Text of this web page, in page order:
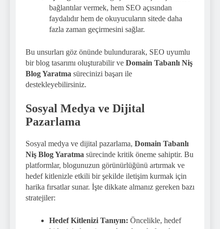
bağlantılar vermek, hem SEO açısından
faydalıdır hem de okuyucuların sitede daha
fazla zaman geçirmesini sağlar.
Bu unsurları göz önünde bulundurarak, SEO uyumlu
bir blog tasarımı oluşturabilir ve Domain Tabanlı Niş
Blog Yaratma sürecinizi başarı ile
destekleyebilirsiniz.
Sosyal Medya ve Dijital
Pazarlama
Sosyal medya ve dijital pazarlama, Domain Tabanlı
Niş Blog Yaratma sürecinde kritik öneme sahiptir. Bu
platformlar, blogunuzun görünürlüğünü artırmak ve
hedef kitlenizle etkili bir şekilde iletişim kurmak için
harika fırsatlar sunar. İşte dikkate almanız gereken bazı
stratejiler:
Hedef Kitlenizi Tanıyın: Öncelikle, hedef